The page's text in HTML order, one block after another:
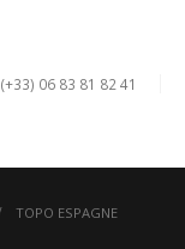
(+33) 06 83 81 82 41
TOPO ESPAGNE